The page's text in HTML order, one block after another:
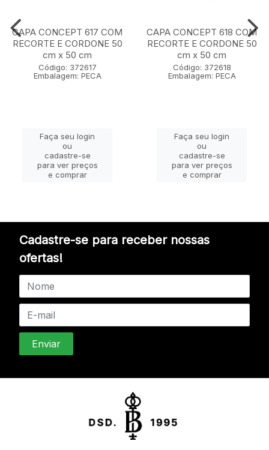
CAPA CONCEPT 617 COM
RECORTE E CORDONE 50
cm x 50 cm
Código: 372617
Embalagem: PECA
Faça seu login
ou
cadastre-se
para ver preços
e comprar
CAPA CONCEPT 618 COM
RECORTE E CORDONE 50
cm x 50 cm
Código: 372618
Embalagem: PECA
Faça seu login
ou
cadastre-se
para ver preços
e comprar
Cadastre-se para receber nossas
ofertas!